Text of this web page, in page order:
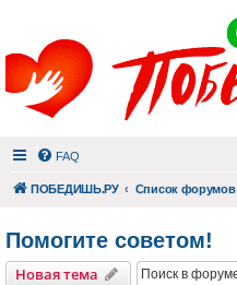
FAQ
ПОБЕДИШЬ.РУ Список форумов
Помогите советом!
Новая тема